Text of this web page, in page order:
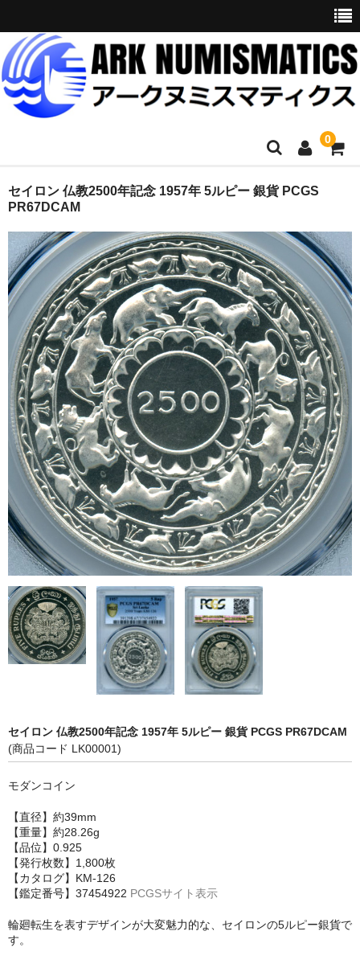
0
ホーム
お問い合わせ
委託販売
購入代行
オークション入札代行
ブログ
会社概要
セイロン 仏教2500年記念 1957年 5ルピー 銀貨 PCGS
PR67DCAM
セイロン 仏教2500年記念 1957年 5ルピー 銀貨 PCGS PR67DCAM
(商品コード LK00001)
モダンコイン
【直径】約39mm
【重量】約28.26g
【品位】0.925
【発行枚数】1,800枚
【カタログ】KM-126
【鑑定番号】37454922 PCGSサイト表示
輪廻転生を表すデザインが大変魅力的な、セイロンの5ルピー銀貨で
す。